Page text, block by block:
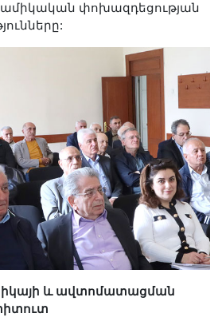
փոխազդեցության
և ավտոմատացման